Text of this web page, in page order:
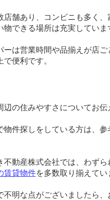
店舗あり、コンビニも多く、
物できる場所は充実していま
ーは営業時間や品揃えが店
で便利です。
辺の住みやすさについてお伝
物件探しをしている方は、
不動産株式会社では、わず
賃貸物件を多数取り揃えてい
不明な点がございましたら